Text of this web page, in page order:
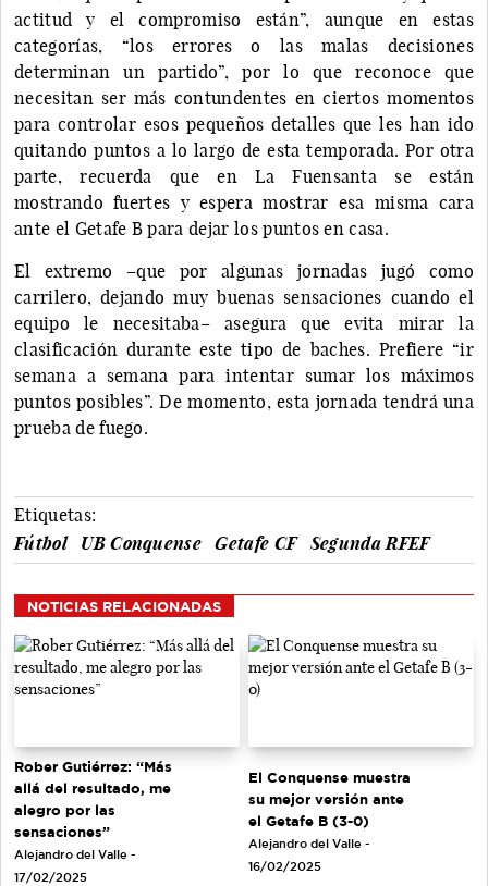
actitud y el compromiso están”, aunque en estas
categorías, “los errores o las malas decisiones
determinan un partido”, por lo que reconoce que
necesitan ser más contundentes en ciertos momentos
para controlar esos pequeños detalles que les han ido
quitando puntos a lo largo de esta temporada. Por otra
parte, recuerda que en La Fuensanta se están
mostrando fuertes y espera mostrar esa misma cara
ante el Getafe B para dejar los puntos en casa.
El extremo –que por algunas jornadas jugó como
carrilero, dejando muy buenas sensaciones cuando el
equipo le necesitaba– asegura que evita mirar la
clasificación durante este tipo de baches. Prefiere “ir
semana a semana para intentar sumar los máximos
puntos posibles”. De momento, esta jornada tendrá una
prueba de fuego.
Etiquetas:
Fútbol
UB Conquense Getafe CF Segunda RFEF
NOTICIAS RELACIONADAS
Rober Gutiérrez: “Más
allá del resultado, me
alegro por las
sensaciones”
Alejandro del Valle -
17/02/2025
El Conquense muestra
su mejor versión ante
el Getafe B (3-0)
Alejandro del Valle -
16/02/2025